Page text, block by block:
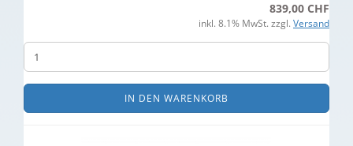
839,00 CHF
inkl. 8.1% MwSt. zzgl. Versand
IN DEN WARENKORB